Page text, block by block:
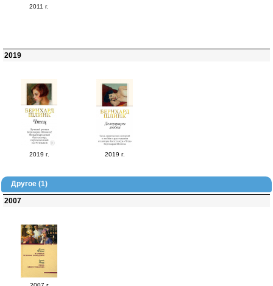
2011 г.
2019
2019 г. 2019 г.
Другое (1)
2007